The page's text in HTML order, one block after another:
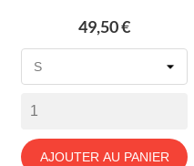
Prix
49,50 €
AJOUTER AU PANIER